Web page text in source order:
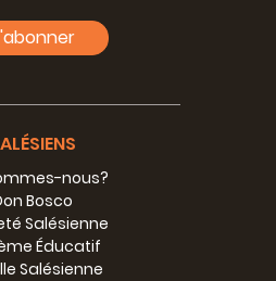
nous?
Bosco
Salésienne
Éducatif
Salésienne